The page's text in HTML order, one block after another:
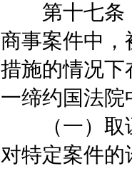
第十七条
商事案件中，
措施的情况下
一缔约国法
（一）取证
对特定案件的